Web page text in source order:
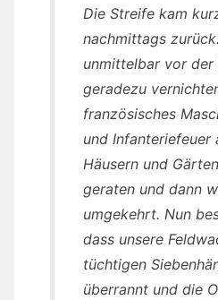
Die Streife kam
nachmittags
unmittelbar vor
geradezu
französisches
und Infanteriefeuer
Häusern und
geraten und dann
umgekehrt. Nun
dass unsere
tüchtigen
überrannt und die